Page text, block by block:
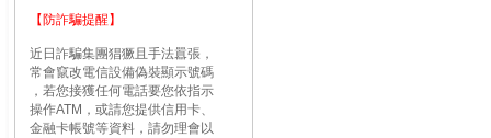
【防詐騙提醒】
近日詐騙集團猖獗且手法囂張，
常會竄改電信設備偽裝顯示號碼
，若您接獲任何電話要您依指示
操作ATM，或請您提供信用卡、
金融卡帳號等資料，請勿理會以